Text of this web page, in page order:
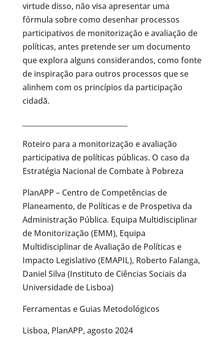
virtude disso, não visa apresentar uma
fórmula sobre como desenhar processos
participativos de monitorização e avaliação de
políticas, antes pretende ser um documento
que explora alguns considerandos, como fonte
de inspiração para outros processos que se
alinhem com os princípios da participação
cidadã.
Roteiro para a monitorização e avaliação
participativa de políticas públicas. O caso da
Estratégia Nacional de Combate à Pobreza
PlanAPP – Centro de Competências de
Planeamento, de Políticas e de Prospetiva da
Administração Pública. Equipa Multidisciplinar
de Monitorização (EMM), Equipa
Multidisciplinar de Avaliação de Políticas e
Impacto Legislativo (EMAPIL), Roberto Falanga,
Daniel Silva (Instituto de Ciências Sociais da
Universidade de Lisboa)
Ferramentas e Guias Metodológicos
Lisboa, PlanAPP, agosto 2024